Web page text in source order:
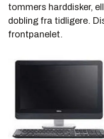
tommers harddisker,
dobling fra tidligere.
frontpanelet.